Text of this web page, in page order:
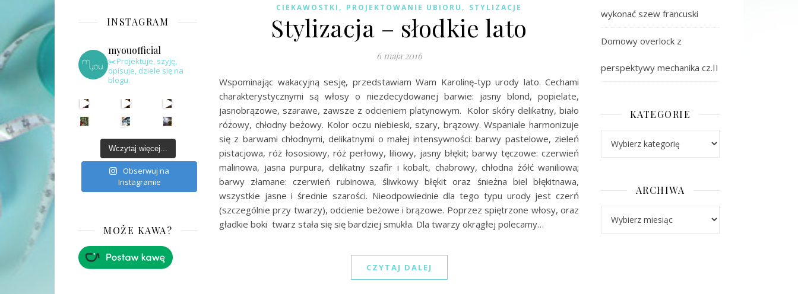
INSTAGRAM
myouofficial
✂️Projektuje, szyję,
opisuje, dziele się na
blogu.
Wczytaj więcej...
Obserwuj na
Instagramie
MOŻE KAWA?
CIEKAWOSTKI , PROJEKTOWANIE UBIORU , STYLIZACJE
Stylizacja – słodkie lato
6 maja 2016
Wspominając wakacyjną sesję, przedstawiam Wam Karolinę-typ urody lato. Cechami
charakterystycznymi są włosy o niezdecydowanej barwie: jasny blond, popielate,
jasnobrązowe, szarawe, zawsze z odcieniem platynowym. Kolor skóry delikatny, biało
różowy, chłodny beżowy. Kolor oczu niebieski, szary, brązowy. Wspaniale harmonizuje
się z barwami chłodnymi, delikatnymi o małej intensywności: barwy pastelowe, zieleń
pistacjowa, róż łososiowy, róż perłowy, liliowy, jasny błękit; barwy tęczowe: czerwień
malinowa, jasna purpura, delikatny szafir i kobalt, chabrowy, chłodna żółć waniliowa;
barwy złamane: czerwień rubinowa, śliwkowy błękit oraz śnieżna biel błękitnawa,
wszystkie jasne i średnie szarości. Nieodpowiednie dla tego typu urody jest czerń
(szczególnie przy twarzy), odcienie beżowe i brązowe. Poprzez spiętrzone włosy, oraz
gładkie boki twarz stała się się bardziej smukła. Dla twarzy okrągłej polecamy…
CZYTAJ DALEJ
wykonać szew francuski
Domowy overlock z
perspektywy mechanika cz.II
KATEGORIE
ARCHIWA